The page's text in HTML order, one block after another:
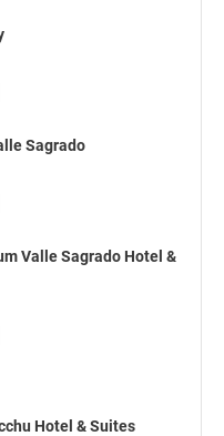
Sagrado
Valle Sagrado Hotel &
Hotel & Suites